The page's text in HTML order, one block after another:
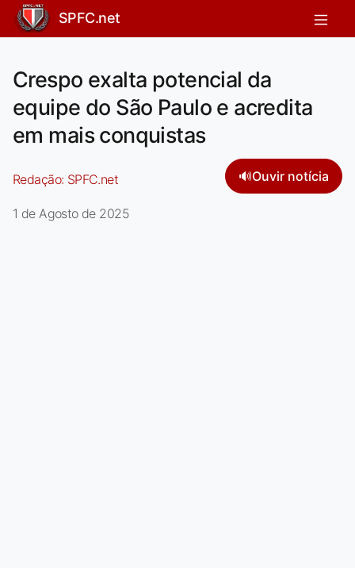
SPFC.net
Crespo exalta potencial da
equipe do São Paulo e acredita
em mais conquistas
Redação: SPFC.net 🔊Ouvir notícia
1 de Agosto de 2025